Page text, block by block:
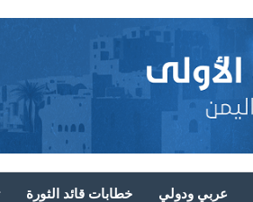
عربي ودولي خطابات قائد الثورة